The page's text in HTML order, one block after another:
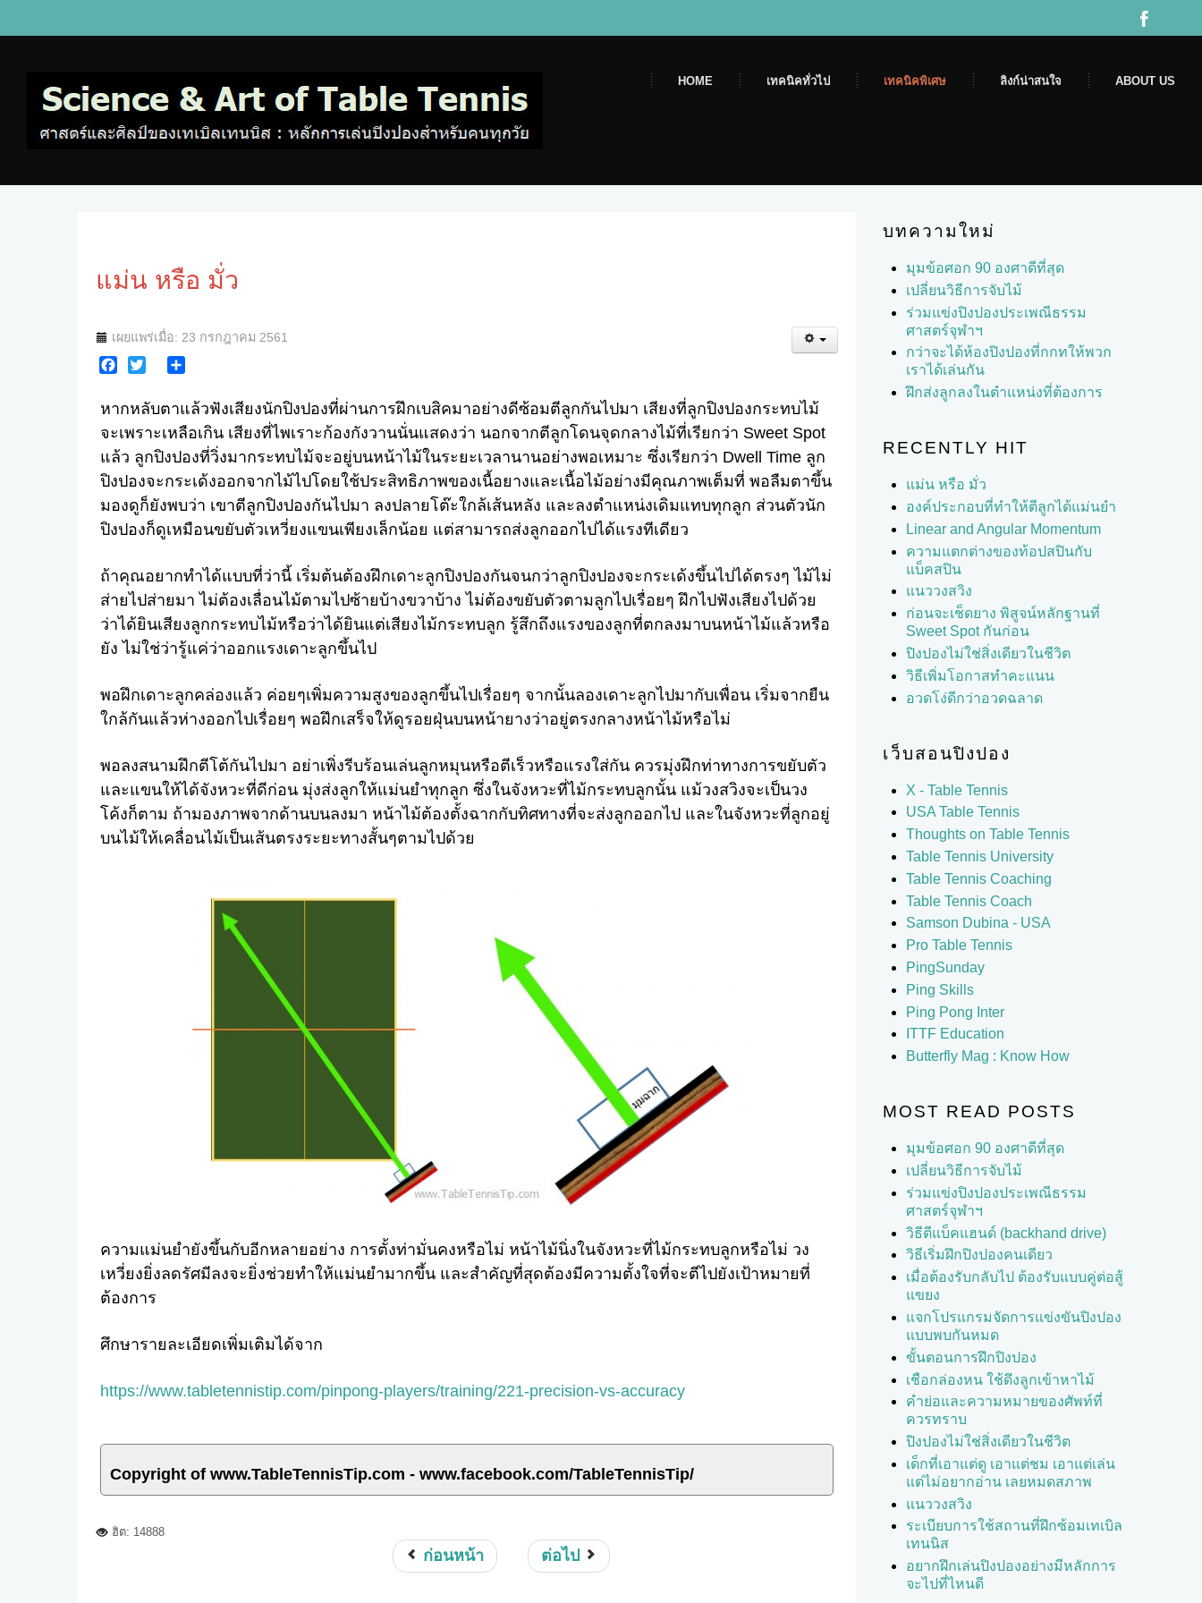
HOME เทคนิคทั่วไป เทคนิคพิเศษ ลิงก์น่าสนใจ ABOUT US
แม่น หรือ มั่ว
เผยแพร่เมื่อ: 23 กรกฎาคม 2561
หากหลับตาแล้วฟังเสียงนักปิงปองที่ผ่านการฝึกเบสิคมาอย่างดีซ้อมตีลูกกันไปมา เสียงที่ลูกปิงปองกระทบไม้
จะเพราะเหลือเกิน เสียงที่ไพเราะก้องกังวานนั่นแสดงว่า นอกจากตีลูกโดนจุดกลางไม้ที่เรียกว่า Sweet Spot
แล้ว ลูกปิงปองที่วิ่งมากระทบไม้จะอยู่บนหน้าไม้ในระยะเวลานานอย่างพอเหมาะ ซึ่งเรียกว่า Dwell Time ลูก
ปิงปองจะกระเด้งออกจากไม้ไปโดยใช้ประสิทธิภาพของเนื้อยางและเนื้อไม้อย่างมีคุณภาพเต็มที่ พอลืมตาขึ้น
มองดูก็ยังพบว่า เขาตีลูกปิงปองกันไปมา ลงปลายโต๊ะใกล้เส้นหลัง และลงตำแหน่งเดิมแทบทุกลูก ส่วนตัวนัก
ปิงปองก็ดูเหมือนขยับตัวเหวี่ยงแขนเพียงเล็กน้อย แต่สามารถส่งลูกออกไปได้แรงทีเดียว
ถ้าคุณอยากทำได้แบบที่ว่านี้ เริ่มต้นต้องฝึกเดาะลูกปิงปองกันจนกว่าลูกปิงปองจะกระเด้งขึ้นไปได้ตรงๆ ไม้ไม่
ส่ายไปส่ายมา ไม่ต้องเลื่อนไม้ตามไปซ้ายบ้างขวาบ้าง ไม่ต้องขยับตัวตามลูกไปเรื่อยๆ ฝึกไปฟังเสียงไปด้วย
ว่าได้ยินเสียงลูกกระทบไม้หรือว่าได้ยินแต่เสียงไม้กระทบลูก รู้สึกถึงแรงของลูกที่ตกลงมาบนหน้าไม้แล้วหรือ
ยัง ไม่ใช่ว่ารู้แค่ว่าออกแรงเดาะลูกขึ้นไป
พอฝึกเดาะลูกคล่องแล้ว ค่อยๆเพิ่มความสูงของลูกขึ้นไปเรื่อยๆ จากนั้นลองเดาะลูกไปมากับเพื่อน เริ่มจากยืน
ใกล้กันแล้วห่างออกไปเรื่อยๆ พอฝึกเสร็จให้ดูรอยฝุ่นบนหน้ายางว่าอยู่ตรงกลางหน้าไม้หรือไม่
พอลงสนามฝึกตีโต้กันไปมา อย่าเพิ่งรีบร้อนเล่นลูกหมุนหรือตีเร็วหรือแรงใส่กัน ควรมุ่งฝึกท่าทางการขยับตัว
และแขนให้ได้จังหวะที่ดีก่อน มุ่งส่งลูกให้แม่นยำทุกลูก ซึ่งในจังหวะที่ไม้กระทบลูกนั้น แม้วงสวิงจะเป็นวง
โค้งก็ตาม ถ้ามองภาพจากด้านบนลงมา หน้าไม้ต้องตั้งฉากกับทิศทางที่จะส่งลูกออกไป และในจังหวะที่ลูกอยู่
บนไม้ให้เคลื่อนไม้เป็นเส้นตรงระยะทางสั้นๆตามไปด้วย
ความแม่นยำยังขึ้นกับอีกหลายอย่าง การตั้งท่ามั่นคงหรือไม่ หน้าไม้นิ่งในจังหวะที่ไม้กระทบลูกหรือไม่ วง
เหวี่ยงยิ่งลดรัศมีลงจะยิ่งช่วยทำให้แม่นยำมากขึ้น และสำคัญที่สุดต้องมีความตั้งใจที่จะตีไปยังเป้าหมายที่
ต้องการ
ศึกษารายละเอียดเพิ่มเติมได้จาก
https://www.tabletennistip.com/pinpong-players/training/221-precision-vs-accuracy
Copyright of www.TableTennisTip.com - www.facebook.com/TableTennisTip/
ฮิต: 14888
ก่อนหน้า ต่อไป
บทความใหม่
มุมข้อศอก 90 องศาดีที่สุด
เปลี่ยนวิธีการจับไม้
ร่วมแข่งปิงปองประเพณีธรรม
ศาสตร์จุฬาฯ
กว่าจะได้ห้องปิงปองที่กกทให้พวก
เราได้เล่นกัน
ฝึกส่งลูกลงในตำแหน่งที่ต้องการ
RECENTLY HIT
แม่น หรือ มั่ว
องค์ประกอบที่ทำให้ตีลูกได้แม่นยำ
Linear and Angular Momentum
ความแตกต่างของท้อปสปินกับ
แบ็คสปิน
แนววงสวิง
ก่อนจะเช็ดยาง พิสูจน์หลักฐานที่
Sweet Spot กันก่อน
ปิงปองไม่ใช่สิ่งเดียวในชีวิต
วิธีเพิ่มโอกาสทำคะแนน
อวดโง่ดีกว่าอวดฉลาด
เว็บสอนปิงปอง
X - Table Tennis
USA Table Tennis
Thoughts on Table Tennis
Table Tennis University
Table Tennis Coaching
Table Tennis Coach
Samson Dubina - USA
Pro Table Tennis
PingSunday
Ping Skills
Ping Pong Inter
ITTF Education
Butterfly Mag : Know How
MOST READ POSTS
มุมข้อศอก 90 องศาดีที่สุด
เปลี่ยนวิธีการจับไม้
ร่วมแข่งปิงปองประเพณีธรรม
ศาสตร์จุฬาฯ
วิธีตีแบ็คแฮนด์ (backhand drive)
วิธีเริ่มฝึกปิงปองคนเดียว
เมื่อต้องรับกลับไป ต้องรับแบบคู่ต่อสู้
แขยง
แจกโปรแกรมจัดการแข่งขันปิงปอง
แบบพบกันหมด
ขั้นตอนการฝึกปิงปอง
เชือกล่องหน ใช้ดึงลูกเข้าหาไม้
คำย่อและความหมายของศัพท์ที่
ควรทราบ
ปิงปองไม่ใช่สิ่งเดียวในชีวิต
เด็กที่เอาแต่ดู เอาแต่ชม เอาแต่เล่น
แต่ไม่อยากอ่าน เลยหมดสภาพ
แนววงสวิง
ระเบียบการใช้สถานที่ฝึกซ้อมเทเบิล
เทนนิส
อยากฝึกเล่นปิงปองอย่างมีหลักการ
จะไปที่ไหนดี